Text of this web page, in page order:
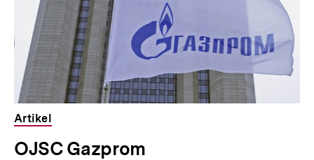
Artikel
OJSC Gazprom